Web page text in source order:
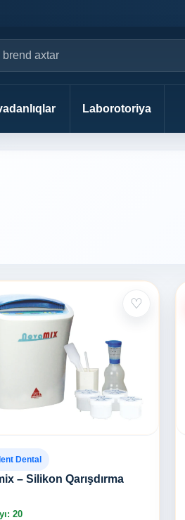
Laborotoriya
♡
Dental
– Silikon Qarışdırma
20